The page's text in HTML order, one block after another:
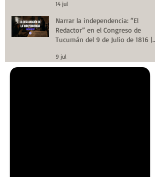
14 jul
Narrar la independencia: “El
Redactor” en el Congreso de
Tucumán del 9 de Julio de 1816 |
9 jul